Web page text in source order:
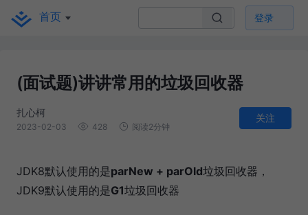
首页 登录
(面试题)讲讲常用的垃圾回收器
扎心柯
2023-02-03 428 阅读2分钟
关注
JDK8默认使用的是parNew + parOld垃圾回收器，
JDK9默认使用的是G1垃圾回收器